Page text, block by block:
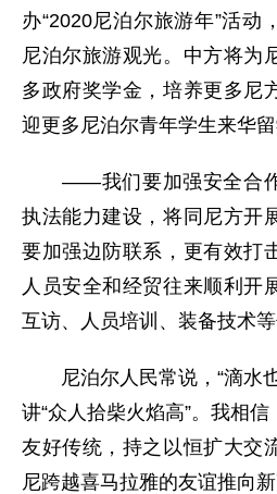
办“2020尼泊尔旅游年”活动
尼泊尔旅游观光。中方将为
多政府奖学金，培养更多尼
迎更多尼泊尔青年学生来华留
——我们要加强安全合作
执法能力建设，将同尼方开
要加强边防联系，更有效打
人员安全和经贸往来顺利开
互访、人员培训、装备技术等
尼泊尔人民常说，“滴水
讲“众人拾柴火焰高”。我相
友好传统，持之以恒扩大交
尼跨越喜马拉雅的友谊推向新